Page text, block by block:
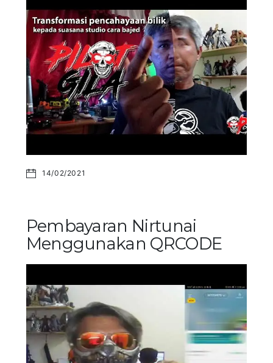
14/02/2021
Pembayaran Nirtunai
Menggunakan QRCODE